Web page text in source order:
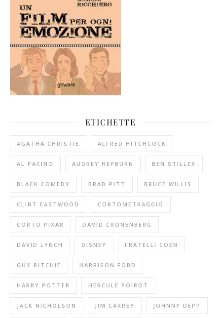
ETICHETTE
AGATHA CHRISTIE ALFRED HITCHCOCK
AL PACINO AUDREY HEPBURN BEN STILLER
BLACK COMEDY BRAD PITT BRUCE WILLIS
CLINT EASTWOOD CORTOMETRAGGIO
CORTO PIXAR DAVID CRONENBERG
DAVID LYNCH DISNEY FRATELLI COEN
GUY RITCHIE HARRISON FORD
HARRY POTTER HERCULE POIROT
JACK NICHOLSON JIM CARREY JOHNNY DEPP